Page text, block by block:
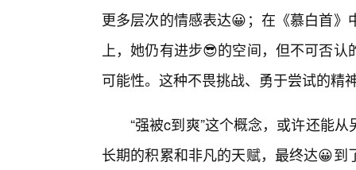
更多层次的情感表达😀；在《慕白首
上，她仍有进步😎的空间，但不可否
可能性。这种不畏挑战、勇于尝试的精
“强被c到爽”这个概念，或许还能
长期的积累和非凡的天赋，最终达😀